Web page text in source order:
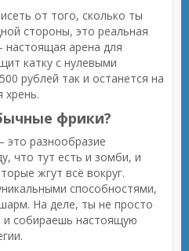
от того, сколько ты
стороны, это реальная
арена для
катку с нулевыми
рублей так и останется на
хрень.
фрики?
это разнообразие
что тут есть и зомби, и
жгут всё вокруг.
способностями,
На деле, ты не просто
и собираешь настоящую